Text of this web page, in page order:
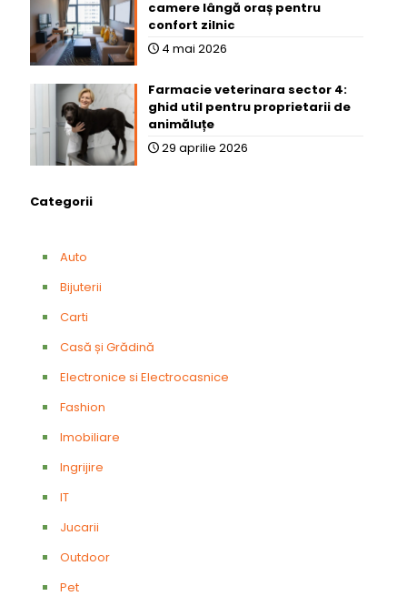
camere lângă oraș pentru
confort zilnic
4 mai 2026
Farmacie veterinara sector 4:
ghid util pentru proprietarii de
animăluțe
29 aprilie 2026
Categorii
Auto
Bijuterii
Carti
Casă și Grădină
Electronice si Electrocasnice
Fashion
Imobiliare
Ingrijire
IT
Jucarii
Outdoor
Pet